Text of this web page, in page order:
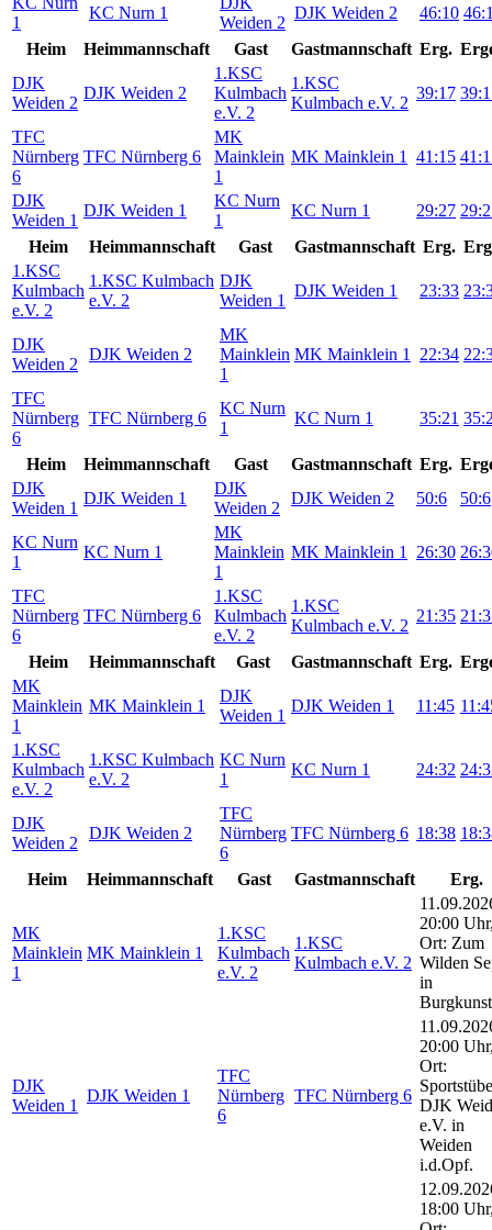
1
KC Nurn 1
Weiden 2
DJK Weiden 2 46:10
Heim
Heimmannschaft Gast Gastmannschaft Erg.
DJK
Weiden 2
DJK Weiden 2
1.KSC
Kulmbach
e.V. 2
1.KSC
Kulmbach e.V. 2
39:17
TFC
Nürnberg
6
TFC Nürnberg 6
MK
Mainklein
1
MK Mainklein 1 41:15
DJK
Weiden 1
DJK Weiden 1
KC Nurn
1
KC Nurn 1 29:27
Heim
Heimmannschaft Gast Gastmannschaft Erg.
1.KSC
Kulmbach
e.V. 2
1.KSC Kulmbach
e.V. 2
DJK
Weiden 1
DJK Weiden 1 23:33
DJK
Weiden 2
DJK Weiden 2
MK
Mainklein
1
MK Mainklein 1 22:34
TFC
Nürnberg
6
TFC Nürnberg 6
KC Nurn
1
KC Nurn 1 35:21
Heim Heimmannschaft Gast Gastmannschaft Erg.
DJK
Weiden 1
DJK Weiden 1
DJK
Weiden 2
DJK Weiden 2 50:6 50:6
KC Nurn
1
KC Nurn 1
MK
Mainklein
1
MK Mainklein 1 26:30
TFC
Nürnberg
6
TFC Nürnberg 6
1.KSC
Kulmbach
e.V. 2
1.KSC
Kulmbach e.V. 2
21:35
Heim Heimmannschaft Gast Gastmannschaft Erg.
MK
Mainklein
1
MK Mainklein 1
DJK
Weiden 1
DJK Weiden 1 11:45
1.KSC
Kulmbach
e.V. 2
1.KSC Kulmbach
e.V. 2
KC Nurn
1
KC Nurn 1 24:32
DJK
Weiden 2
DJK Weiden 2
TFC
Nürnberg
6
TFC Nürnberg 6 18:38
Heim Heimmannschaft Gast Gastmannschaft Erg.
MK
Mainklein
1
MK Mainklein 1
1.KSC
Kulmbach
e.V. 2
1.KSC
Kulmbach e.V. 2
20:00
Ort: Zum
Wilden
in
DJK
Weiden 1
DJK Weiden 1
TFC
Nürnberg
6
TFC Nürnberg 6
20:00
Ort:
DJK
e.V. in
Weiden
i.d.Opf.
18:00